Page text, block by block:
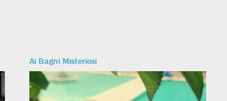
Ai Bagni Misteriosi